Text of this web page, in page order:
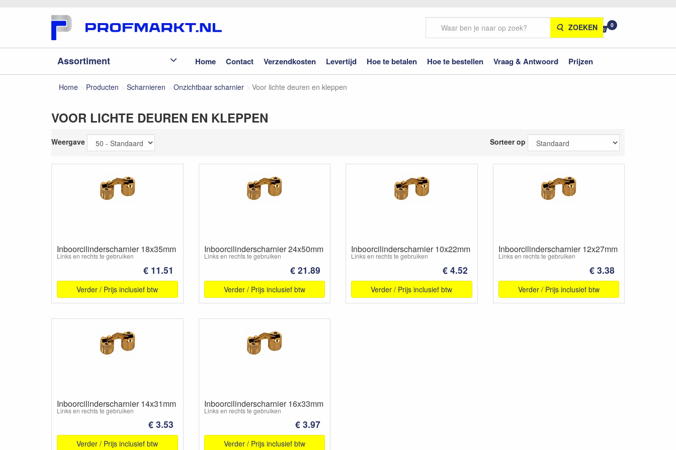
ZOEKEN 0
Assortiment Home Contact Verzendkosten Levertijd Hoe te betalen Hoe te bestellen Vraag & Antwoord Prijzen
Home Producten Scharnieren Onzichtbaar scharnier Voor lichte deuren en kleppen
VOOR LICHTE DEUREN EN KLEPPEN
Weergave Sorteer op
Inboorcilinderscharnier 18x35mm
Links en rechts te gebruiken
€ 11.51
Verder / Prijs inclusief btw
Inboorcilinderscharnier 24x50mm
Links en rechts te gebruiken
€ 21.89
Verder / Prijs inclusief btw
Inboorcilinderscharnier 10x22mm
Links en rechts te gebruiken
€ 4.52
Verder / Prijs inclusief btw
Inboorcilinderscharnier 12x27mm
Links en rechts te gebruiken
€ 3.38
Verder / Prijs inclusief btw
Inboorcilinderscharnier 14x31mm
Links en rechts te gebruiken
€ 3.53
Verder / Prijs inclusief btw
Inboorcilinderscharnier 16x33mm
Links en rechts te gebruiken
€ 3.97
Verder / Prijs inclusief btw